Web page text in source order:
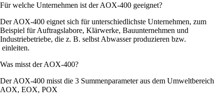
Für welche Unternehmen ist der AOX-400 geeignet?
Der AOX-400 eignet sich für unterschiedlichste Unternehmen, zum
Beispiel für Auftragslabore, Klärwerke, Bauunternehmen und
Industriebetriebe, die z. B. selbst Abwasser produzieren bzw.
einleiten.
Was misst der AOX-400?
Der AOX-400 misst die 3 Summenparameter aus dem Umweltbereich
AOX, EOX, POX